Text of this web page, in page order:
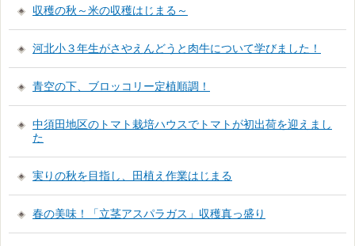
収穫の秋～米の収穫はじまる～
河北小３年生がさやえんどうと肉牛について学びました！
青空の下、ブロッコリー定植順調！
中須田地区のトマト栽培ハウスでトマトが初出荷を迎えまし
た
実りの秋を目指し、田植え作業はじまる
春の美味！「立茎アスパラガス」収穫真っ盛り